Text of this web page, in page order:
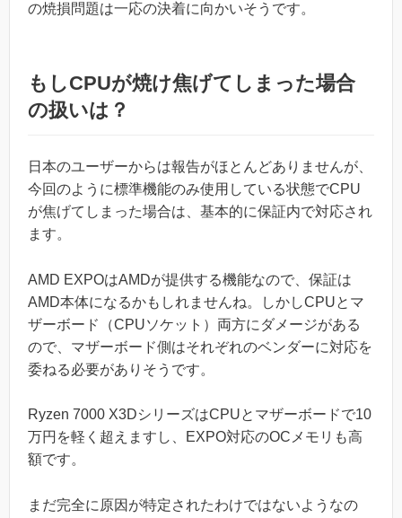
の焼損問題は一応の決着に向かいそうです。
もしCPUが焼け焦げてしまった場合
の扱いは？
日本のユーザーからは報告がほとんどありませんが、
今回のように標準機能のみ使用している状態でCPU
が焦げてしまった場合は、基本的に保証内で対応され
ます。
AMD EXPOはAMDが提供する機能なので、保証は
AMD本体になるかもしれませんね。しかしCPUとマ
ザーボード（CPUソケット）両方にダメージがある
ので、マザーボード側はそれぞれのベンダーに対応を
委ねる必要がありそうです。
Ryzen 7000 X3DシリーズはCPUとマザーボードで10
万円を軽く超えますし、EXPO対応のOCメモリも高
額です。
まだ完全に原因が特定されたわけではないようなの